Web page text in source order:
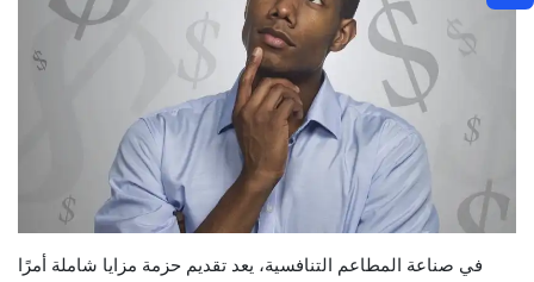
في صناعة المطاعم التنافسية، يعد تقديم حزمة مزايا شاملة أمرًا